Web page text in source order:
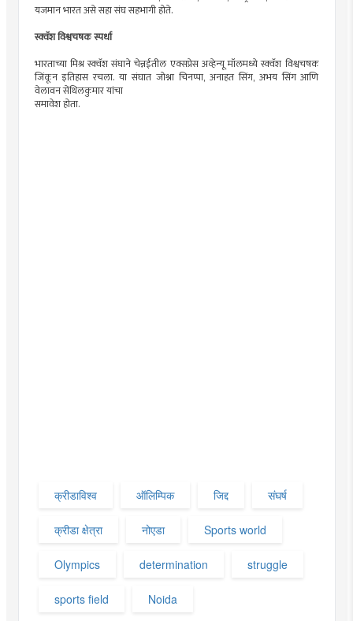
यजमान भारत असे सहा संघ सहभागी होते.
स्क्वॅश विश्वचषक स्पर्धा
भारताच्या मिश्र स्क्वॅश संघाने चेन्नईतील एक्सप्रेस अव्हेन्यू मॉलमध्ये स्क्वॅश विश्वचषक
जिंकून इतिहास रचला. या संघात जोश्ना चिनप्पा, अनाहत सिंग, अभय सिंग आणि
वेलावन सेंथिलकुमार यांचा
समावेश होता.
क्रीडाविश्व ऑलिम्पिक जिद्द संघर्ष
क्रीडा क्षेत्रा नोएडा Sports world
Olympics determination struggle
sports field Noida